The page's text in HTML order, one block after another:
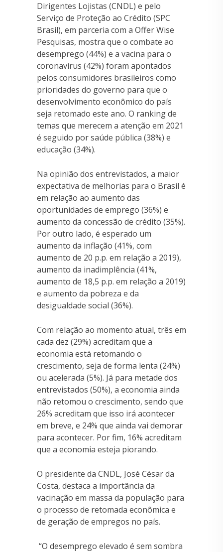
Dirigentes Lojistas (CNDL) e pelo
Serviço de Proteção ao Crédito (SPC
Brasil), em parceria com a Offer Wise
Pesquisas, mostra que o combate ao
desemprego (44%) e a vacina para o
coronavírus (42%) foram apontados
pelos consumidores brasileiros como
prioridades do governo para que o
desenvolvimento econômico do país
seja retomado este ano. O ranking de
temas que merecem a atenção em 2021
é seguido por saúde pública (38%) e
educação (34%).
Na opinião dos entrevistados, a maior
expectativa de melhorias para o Brasil é
em relação ao aumento das
oportunidades de emprego (36%) e
aumento da concessão de crédito (35%).
Por outro lado, é esperado um
aumento da inflação (41%, com
aumento de 20 p.p. em relação a 2019),
aumento da inadimplência (41%,
aumento de 18,5 p.p. em relação a 2019)
e aumento da pobreza e da
desigualdade social (36%).
Com relação ao momento atual, três em
cada dez (29%) acreditam que a
economia está retomando o
crescimento, seja de forma lenta (24%)
ou acelerada (5%). Já para metade dos
entrevistados (50%), a economia ainda
não retomou o crescimento, sendo que
26% acreditam que isso irá acontecer
em breve, e 24% que ainda vai demorar
para acontecer. Por fim, 16% acreditam
que a economia esteja piorando.
O presidente da CNDL, José César da
Costa, destaca a importância da
vacinação em massa da população para
o processo de retomada econômica e
de geração de empregos no país.
“O desemprego elevado é sem sombra